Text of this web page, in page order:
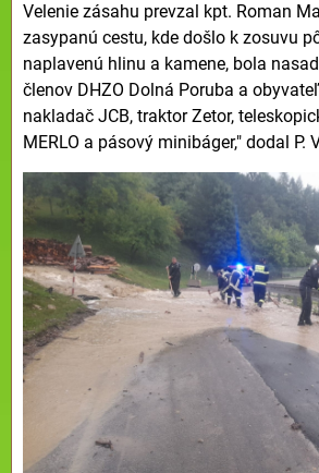
Velenie zásahu prevzal kpt. Roman
zasypanú cestu, kde došlo k zosuvu
naplavenú hlinu a kamene, bola
členov DHZO Dolná Poruba a
nakladač JCB, traktor Zetor,
MERLO a pásový minibáger," dodal P.